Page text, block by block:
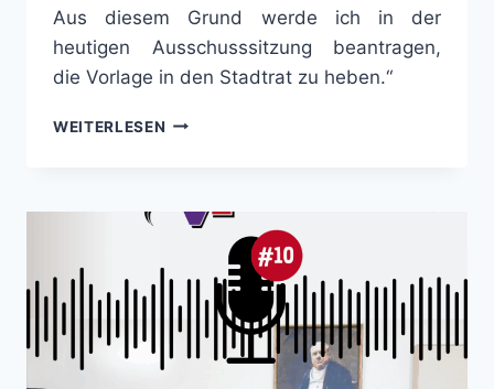
Aus diesem Grund werde ich in der
heutigen Ausschusssitzung beantragen,
die Vorlage in den Stadtrat zu heben.“
WEITERLESEN „ES
UM
MILLION.“